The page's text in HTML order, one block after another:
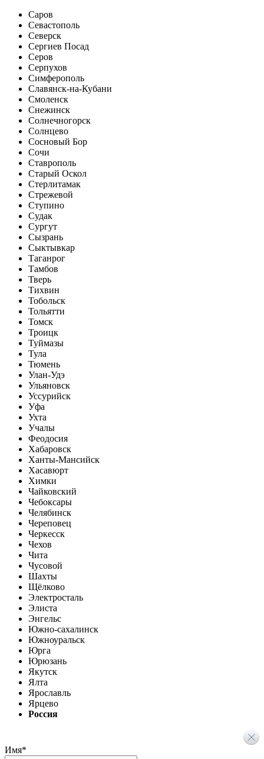
Саров
Севастополь
Северск
Сергиев Посад
Серов
Серпухов
Симферополь
Славянск-на-Кубани
Смоленск
Снежинск
Солнечногорск
Солнцево
Сосновый Бор
Сочи
Ставрополь
Старый Оскол
Стерлитамак
Стрежевой
Ступино
Судак
Сургут
Сызрань
Сыктывкар
Таганрог
Тамбов
Тверь
Тихвин
Тобольск
Тольятти
Томск
Троицк
Туймазы
Тула
Тюмень
Улан-Удэ
Ульяновск
Уссурийск
Уфа
Ухта
Учалы
Феодосия
Хабаровск
Ханты-Мансийск
Хасавюрт
Химки
Чайковский
Чебоксары
Челябинск
Череповец
Черкесск
Чехов
Чита
Чусовой
Шахты
Щёлково
Электросталь
Элиста
Энгельс
Южно-сахалинск
Южноуральск
Юрга
Юрюзань
Якутск
Ялта
Ярославль
Ярцево
Россия
Имя*